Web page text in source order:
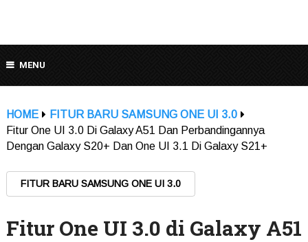
MENU
HOME
FITUR BARU SAMSUNG ONE UI 3.0
Fitur One UI 3.0 Di Galaxy A51 Dan Perbandingannya
Dengan Galaxy S20+ Dan One UI 3.1 Di Galaxy S21+
FITUR BARU SAMSUNG ONE UI 3.0
Fitur One UI 3.0 di Galaxy A51